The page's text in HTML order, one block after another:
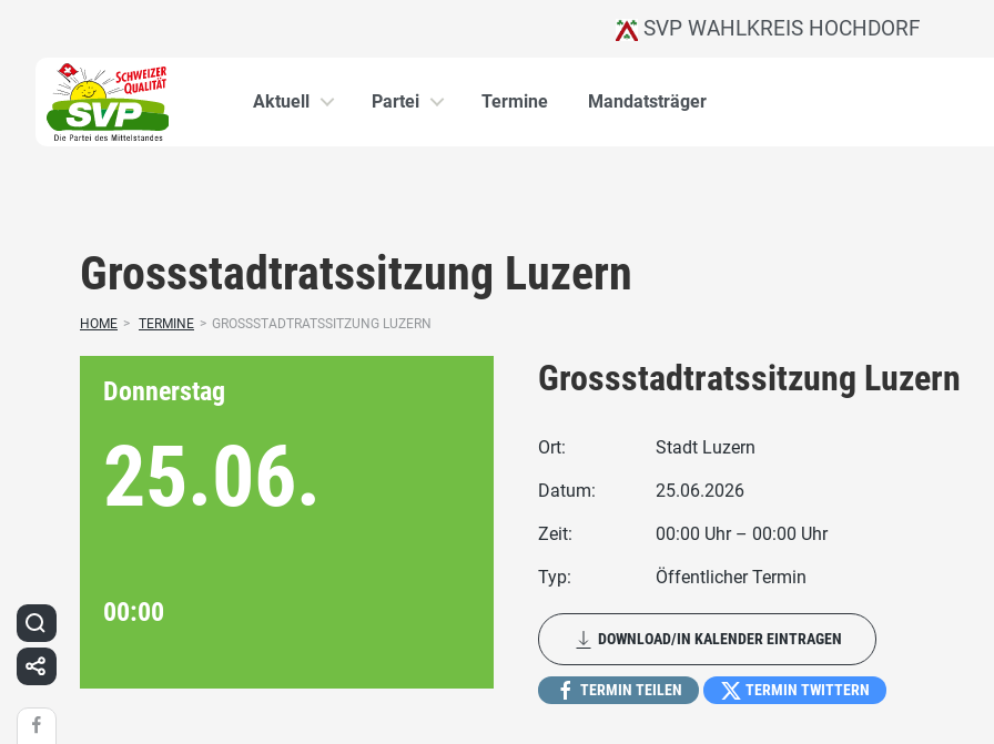
SVP WAHLKREIS HOCHDORF
Aktuell Partei Termine Mandatsträger
Grossstadtratssitzung Luzern
HOME > TERMINE > GROSSSTADTRATSSITZUNG LUZERN
Donnerstag
25.06.
00:00
Grossstadtratssitzung Luzern
Ort: Stadt Luzern
Datum: 25.06.2026
Zeit: 00:00 Uhr – 00:00 Uhr
Typ: Öffentlicher Termin
DOWNLOAD/IN KALENDER EINTRAGEN
TERMIN TEILEN TERMIN TWITTERN